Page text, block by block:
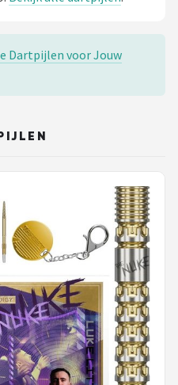
Dartpijlen voor Jouw